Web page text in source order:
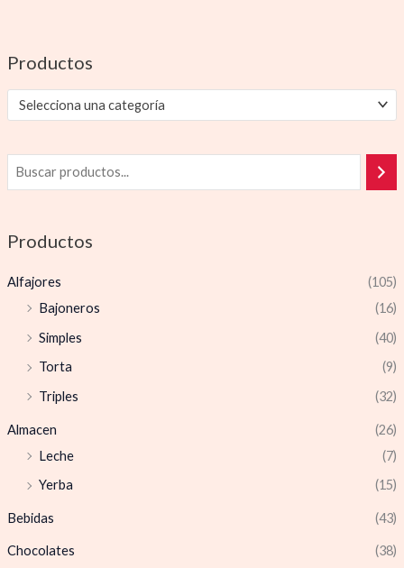
Productos
Selecciona una categoría
Productos
Alfajores
(105)
Bajoneros
(16)
Simples
(40)
Torta
(9)
Triples
(32)
Almacen
(26)
Leche
(7)
Yerba
(15)
Bebidas (43)
Chocolates
(38)